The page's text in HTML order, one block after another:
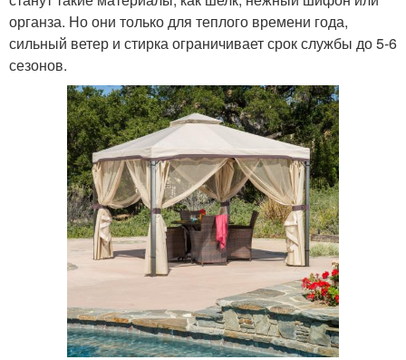
органза. Но они только для теплого времени года,
сильный ветер и стирка ограничивает срок службы до 5-6
сезонов.